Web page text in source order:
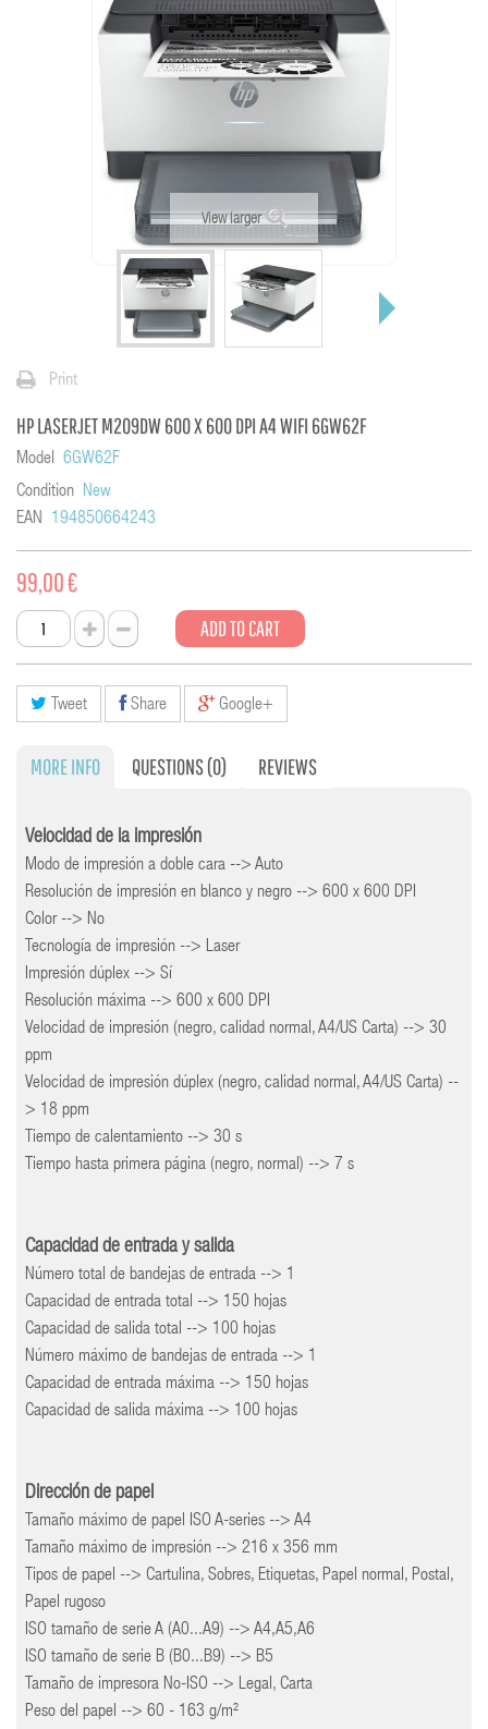
View larger
Print
HP LASERJET M209DW 600 X 600 DPI A4 WIFI 6GW62F
Model 6GW62F
Condition New
EAN
194850664243
99,00 €
ADD TO CART
Tweet Share Google+
MORE INFO QUESTIONS(0) REVIEWS
Velocidad de la impresión
Modo de impresión a doble cara --> Auto
Resolución de impresión en blanco y negro --> 600 x 600 DPI
Color --> No
Tecnología de impresión --> Laser
Impresión dúplex --> Sí
Resolución máxima --> 600 x 600 DPI
Velocidad de impresión (negro, calidad normal, A4/US Carta) --> 30
ppm
Velocidad de impresión dúplex (negro, calidad normal, A4/US Carta) --
> 18 ppm
Tiempo de calentamiento --> 30 s
Tiempo hasta primera página (negro, normal) --> 7 s
Capacidad de entrada y salida
Número total de bandejas de entrada --> 1
Capacidad de entrada total --> 150 hojas
Capacidad de salida total --> 100 hojas
Número máximo de bandejas de entrada --> 1
Capacidad de entrada máxima --> 150 hojas
Capacidad de salida máxima --> 100 hojas
Dirección de papel
Tamaño máximo de papel ISO A-series --> A4
Tamaño máximo de impresión --> 216 x 356 mm
Tipos de papel --> Cartulina, Sobres, Etiquetas, Papel normal, Postal,
Papel rugoso
ISO tamaño de serie A (A0...A9) --> A4,A5,A6
ISO tamaño de serie B (B0...B9) --> B5
Tamaño de impresora No-ISO --> Legal, Carta
Peso del papel --> 60 - 163 g/m²